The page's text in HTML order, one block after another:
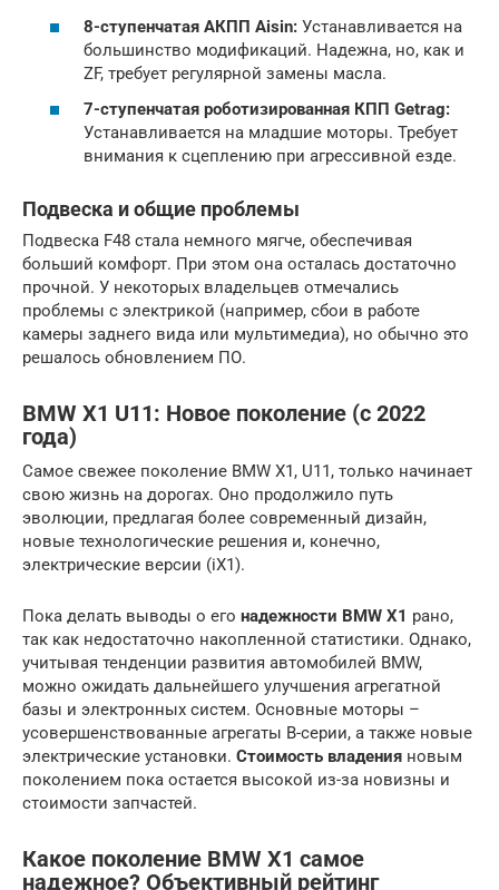
8-ступенчатая АКПП Aisin: Устанавливается на
большинство модификаций. Надежна, но, как и
ZF, требует регулярной замены масла.
7-ступенчатая роботизированная КПП Getrag:
Устанавливается на младшие моторы. Требует
внимания к сцеплению при агрессивной езде.
Подвеска и общие проблемы
Подвеска F48 стала немного мягче, обеспечивая
больший комфорт. При этом она осталась достаточно
прочной. У некоторых владельцев отмечались
проблемы с электрикой (например, сбои в работе
камеры заднего вида или мультимедиа), но обычно это
решалось обновлением ПО.
BMW X1 U11: Новое поколение (с 2022
года)
Самое свежее поколение BMW X1, U11, только начинает
свою жизнь на дорогах. Оно продолжило путь
эволюции, предлагая более современный дизайн,
новые технологические решения и, конечно,
электрические версии (iX1).
Пока делать выводы о его надежности BMW X1 рано,
так как недостаточно накопленной статистики. Однако,
учитывая тенденции развития автомобилей BMW,
можно ожидать дальнейшего улучшения агрегатной
базы и электронных систем. Основные моторы –
усовершенствованные агрегаты B-серии, а также новые
электрические установки. Стоимость владения новым
поколением пока остается высокой из-за новизны и
стоимости запчастей.
Какое поколение BMW X1 самое
надежное? Объективный рейтинг